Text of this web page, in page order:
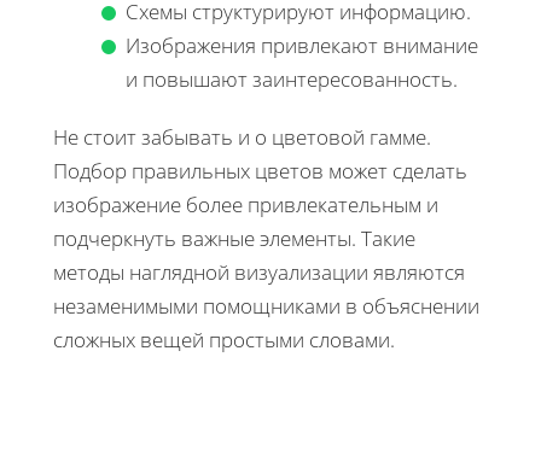
Схемы структурируют информацию.
Изображения привлекают внимание
и повышают заинтересованность.
Не стоит забывать и о цветовой гамме.
Подбор правильных цветов может сделать
изображение более привлекательным и
подчеркнуть важные элементы. Такие
методы наглядной визуализации являются
незаменимыми помощниками в объяснении
сложных вещей простыми словами.